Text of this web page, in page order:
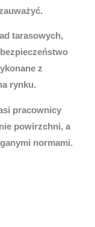
tarasowych,
z
rynku.
pracownicy
powirzchni, a
normami.